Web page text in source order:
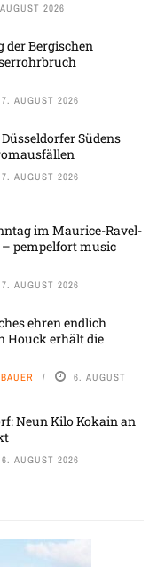
2026
der Bergischen
7. AUGUST 2026
Südens
7. AUGUST 2026
im Maurice-Ravel-
– pempelfort music
7. AUGUST 2026
ehren endlich
Houck erhält die
6. AUGUST
Neun Kilo Kokain an
6. AUGUST 2026